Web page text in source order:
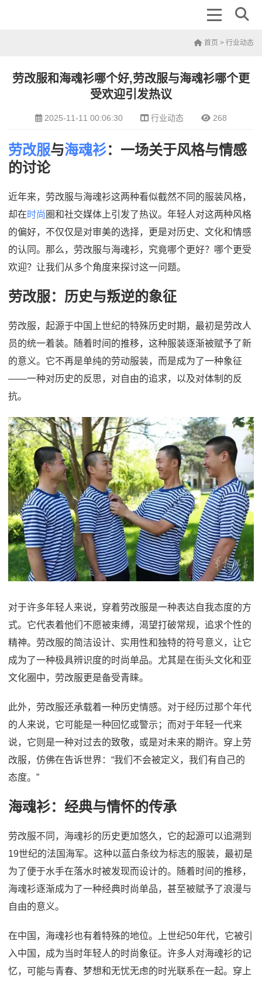
首页 > 行业动态
劳改服和海魂衫哪个好,劳改服与海魂衫哪个更
受欢迎引发热议
2025-11-11 00:06:30 行业动态 268
劳改服与海魂衫：一场关于风格与情感
的讨论
近年来，劳改服与海魂衫这两种看似截然不同的服装风格，
却在时尚 圈和社交媒体上引发了热议。年轻人对这两种风格
的偏好，不仅仅是对审美的选择，更是对历史、文化和情感
的认同。那么，劳改服与海魂衫，究竟哪个更好？哪个更受
欢迎？让我们从多个角度来探讨这一问题。
劳改服：历史与叛逆的象征
劳改服，起源于中国上世纪的特殊历史时期，最初是劳改人
员的统一着装。随着时间的推移，这种服装逐渐被赋予了新
的意义。它不再是单纯的劳动服装，而是成为了一种象征
——一种对历史的反思，对自由的追求，以及对体制的反
抗。
对于许多年轻人来说，穿着劳改服是一种表达自我态度的方
式。它代表着他们不愿被束缚，渴望打破常规，追求个性的
精神。劳改服的简洁设计、实用性和独特的符号意义，让它
成为了一种极具辨识度的时尚单品。尤其是在街头文化和亚
文化圈中，劳改服更是备受青睐。
此外，劳改服还承载着一种历史情感。对于经历过那个年代
的人来说，它可能是一种回忆或警示；而对于年轻一代来
说，它则是一种对过去的致敬，或是对未来的期许。穿上劳
改服，仿佛在告诉世界：“我们不会被定义，我们有自己的
态度。”
海魂衫：经典与情怀的传承
劳改服不同，海魂衫的历史更加悠久，它的起源可以追溯到
19世纪的法国海军。这种以蓝白条纹为标志的服装，最初是
为了便于水手在落水时被发现而设计的。随着时间的推移，
海魂衫逐渐成为了一种经典时尚单品，甚至被赋予了浪漫与
自由的意义。
在中国，海魂衫也有着特殊的地位。上世纪50年代，它被引
入中国，成为当时年轻人的时尚象征。许多人对海魂衫的记
忆，可能与青春、梦想和无忧无虑的时光联系在一起。穿上